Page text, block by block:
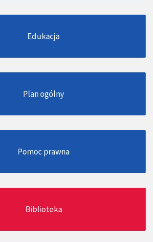
Edukacja
Plan ogólny
Pomoc prawna
Biblioteka